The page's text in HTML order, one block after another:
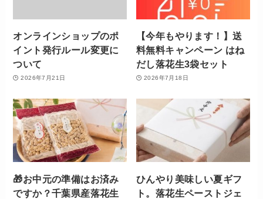
オンラインショップのポ
イント発行ルール変更に
ついて
2026年7月21日
【今年もやります！】送
料無料キャンペーン はね
だし落花生3袋セット
2026年7月18日
🎁お中元の準備はお済み
ですか？千葉県産落花生
ひんやり美味しい夏ギフ
ト。落花生ペーストジェ